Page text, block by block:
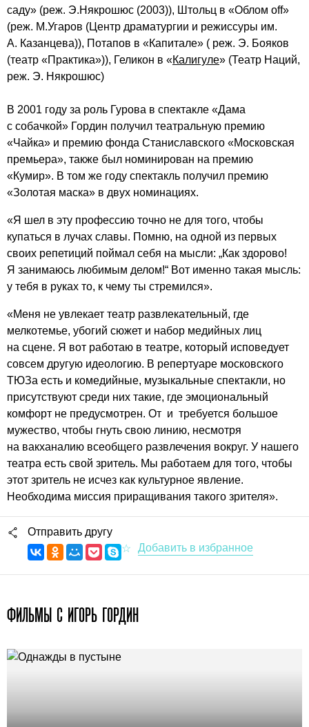
саду» (реж. Э.Някрошюс (2003)), Штольц в «Облом off»
(реж. М.Угаров (Центр драматургии и режиссуры им.
А. Казанцева)), Потапов в «Капитале» ( реж. Э. Бояков
(театр «Практика»)), Геликон в «Калигуле» (Театр Наций,
реж. Э. Някрошюс)
В 2001 году за роль Гурова в спектакле «Дама
с собачкой» Гордин получил театральную премию
«Чайка» и премию фонда Станиславского «Московская
премьера», также был номинирован на премию
«Кумир». В том же году спектакль получил премию
«Золотая маска» в двух номинациях.
«Я шел в эту профессию точно не для того, чтобы
купаться в лучах славы. Помню, на одной из первых
своих репетиций поймал себя на мысли: „Как здорово!
Я занимаюсь любимым делом!“ Вот именно такая мысль:
у тебя в руках то, к чему ты стремился».
«Меня не увлекает театр развлекательный, где
мелкотемье, убогий сюжет и набор медийных лиц
на сцене. Я вот работаю в театре, который исповедует
совсем другую идеологию. В репертуаре московского
ТЮЗа есть и комедийные, музыкальные спектакли, но
присутствуют среди них такие, где эмоциональный
комфорт не предусмотрен. От и требуется большое
мужество, чтобы гнуть свою линию, несмотря
на вакханалию всеобщего развлечения вокруг. У нашего
театра есть свой зритель. Мы работаем для того, чтобы
этот зритель не исчез как культурное явление.
Необходима миссия приращивания такого зрителя».
Отправить другу
ФИЛЬМЫ С ИГОРЬ ГОРДИН